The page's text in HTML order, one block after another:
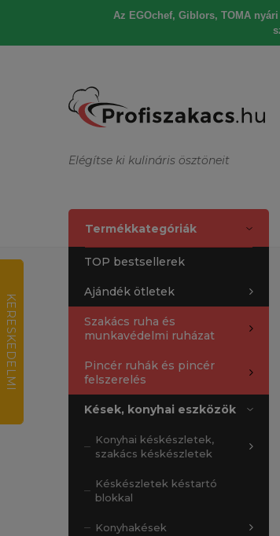
Az EGOchef, Giblors, TOMA
Elégítse ki kulináris ösztöneit
Termékkategóriák
TOP bestsellerek
Ajándék ötletek
Szakács ruha és
munkavédelmi ruházat
Pincér ruhák és pincér
felszerelés
Kések, konyhai eszközök
Konyhai késkészletek,
szakács késkészletek
Késkészletek késtartó
blokkal
Konyhakések
K
E
R
E
S
K
E
D
E
L
M
I
R
T
É
K
E
L
É